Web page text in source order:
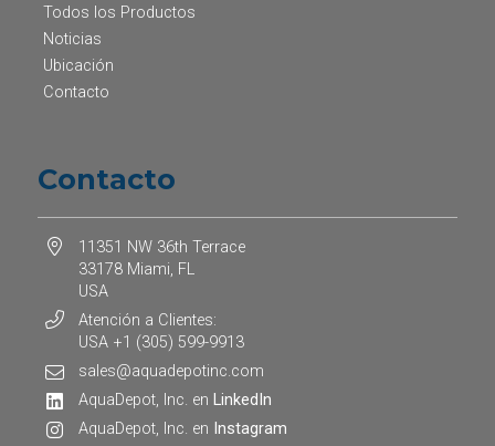
Todos los Productos
Noticias
Ubicación
Contacto
Contacto
11351 NW 36th Terrace
33178 Miami, FL
USA
Atención a Clientes:
USA +1 (305) 599-9913
sales@aquadepotinc.com
AquaDepot, Inc. en LinkedIn
AquaDepot, Inc. en Instagram